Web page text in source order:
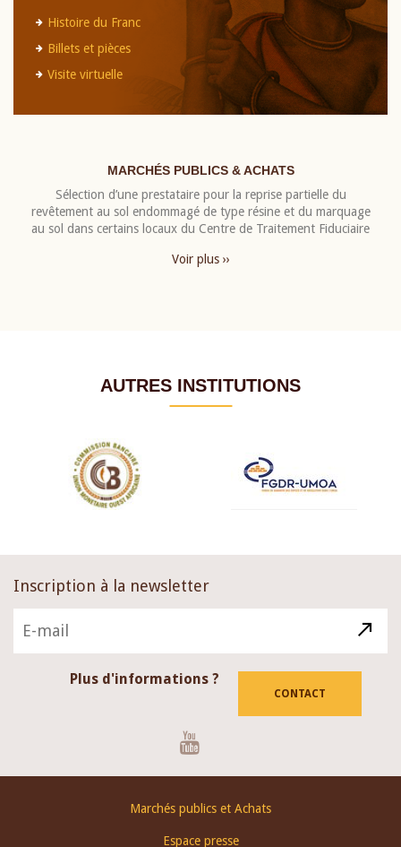
Histoire du Franc
Billets et pièces
Visite virtuelle
MARCHÉS PUBLICS & ACHATS
Sélection d’une prestataire pour la reprise partielle du
revêtement au sol endommagé de type résine et du marquage
au sol dans certains locaux du Centre de Traitement Fiduciaire
Voir plus ››
AUTRES INSTITUTIONS
Inscription à la newsletter
Plus d'informations ?
CONTACT
Marchés publics et Achats
Espace presse